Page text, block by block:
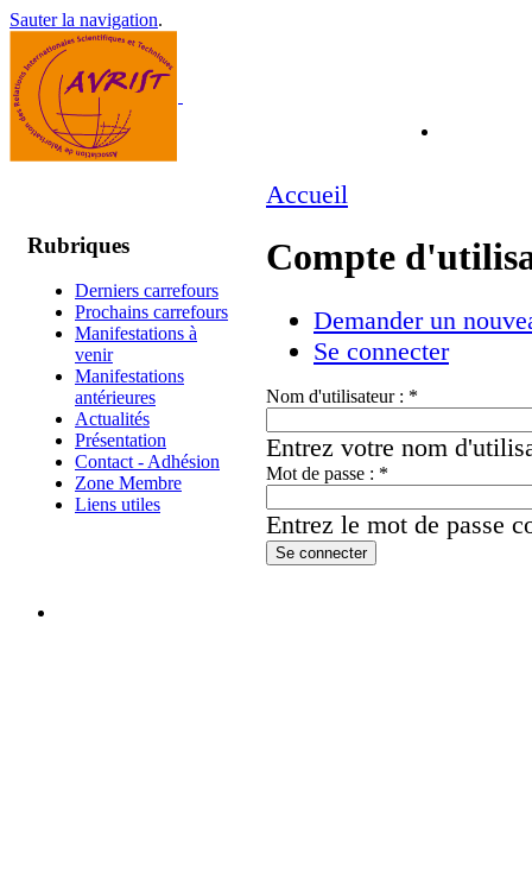
Sauter la navigation.
Rubriques
Derniers carrefours
Prochains carrefours
Manifestations à
venir
Manifestations
antérieures
Actualités
Présentation
Contact - Adhésion
Zone Membre
Liens utiles
Accueil
Compte
Demander un
Se connecter
Nom d'utilisateur : *
Entrez votre nom
Mot de passe : *
Entrez le mot de passe